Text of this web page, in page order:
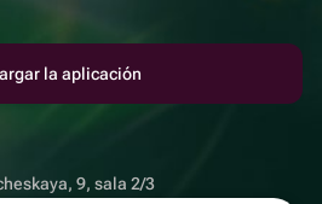
la aplicación
9, sala 2/3